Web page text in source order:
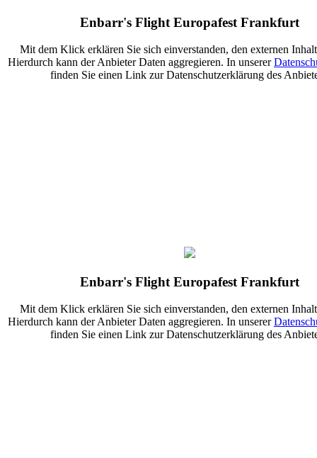
Enbarr's Flight Europafest Frankfurt
Mit dem Klick erklären Sie sich einverstanden, den externen
Hierdurch kann der Anbieter Daten aggregieren. In unserer
finden Sie einen Link zur Datenschutzerklärung des
Enbarr's Flight Europafest Frankfurt
Mit dem Klick erklären Sie sich einverstanden, den externen
Hierdurch kann der Anbieter Daten aggregieren. In unserer
finden Sie einen Link zur Datenschutzerklärung des